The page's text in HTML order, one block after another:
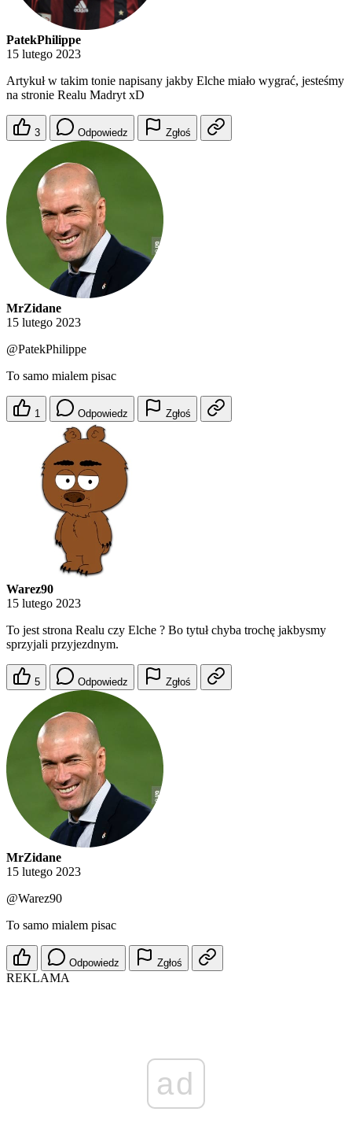
PatekPhilippe
15 lutego 2023
Artykuł w takim tonie napisany jakby Elche miało wygrać, jesteśmy
na stronie Realu Madryt xD
3 Odpowiedz Zgłoś
MrZidane
15 lutego 2023
@PatekPhilippe
To samo mialem pisac
1 Odpowiedz Zgłoś
Warez90
15 lutego 2023
To jest strona Realu czy Elche ? Bo tytuł chyba trochę jakbysmy
sprzyjali przyjezdnym.
5 Odpowiedz Zgłoś
MrZidane
15 lutego 2023
@Warez90
To samo mialem pisac
Odpowiedz Zgłoś
REKLAMA
ad